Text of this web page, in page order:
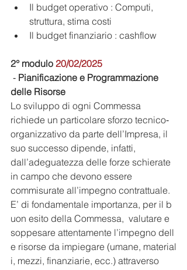
Il budget operativo : Computi,
struttura, stima costi
Il budget finanziario : cashflow
2° modulo 20/02/2025
‐ Pianificazione e Programmazione
delle Risorse
Lo sviluppo di ogni Commessa
richiede un particolare sforzo tecnico‐
organizzativo da parte dell’Impresa, il
suo successo dipende, infatti,
dall’adeguatezza delle forze schierate
in campo che devono essere
commisurate all’impegno contrattuale.
E’ di fondamentale importanza, per il b
uon esito della Commessa,  valutare e
soppesare attentamente l’impegno dell
e risorse da impiegare (umane, material
i, mezzi, finanziarie, ecc.) attraverso